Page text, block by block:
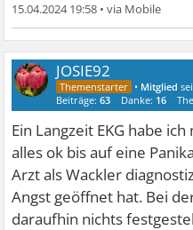
15.04.2024 19:58 •
JOSIE92
• Mitglied
Beiträge:63 Danke: 16
Ein Langzeit EKG habe
alles ok bis auf eine
Arzt als Wackler
Angst geöffnet hat. Bei
daraufhin nichts